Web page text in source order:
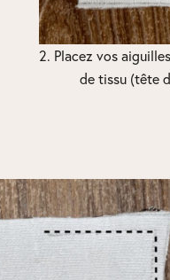
2. Placez vos
de tissu (tête